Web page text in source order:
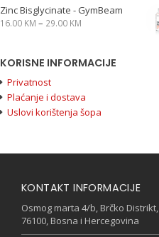
Zinc Bisglycinate - GymBeam
16.00 KM – 29.00 KM
KORISNE INFORMACIJE
Privatnost
Plaćanje i dostava
Uslovi korištenja šopa
KONTAKT INFORMACIJE
Osmog marta 4/b, Brčko Distrikt,
76100, Bosna i Hercegovina